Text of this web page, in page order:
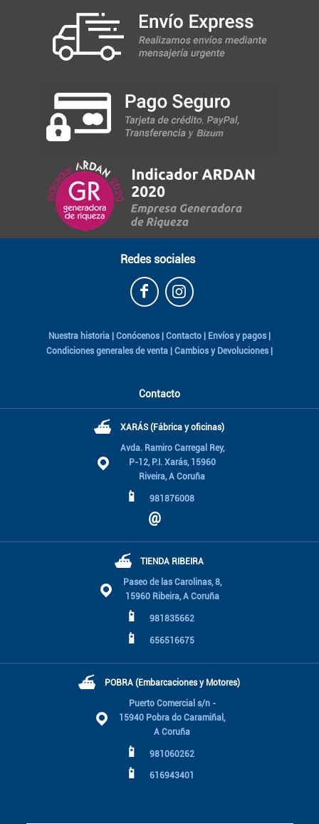
Redes sociales
Nuestra historia | Conócenos | Contacto | Envíos y pagos |
Condiciones generales de venta | Cambios y Devoluciones |
Contacto
⛴ XARÁS (Fábrica y oficinas)
Avda. Ramiro Carregal Rey,
P-12, P.I. Xarás, 15960
Riveira, A Coruña
📱 981876008
@
⛴ TIENDA RIBEIRA
Paseo de las Carolinas, 8,
15960 Ribeira, A Coruña
📱 981835662
📱 656516675
⛴ POBRA (Embarcaciones y Motores)
Puerto Comercial s/n -
15940 Pobra do Caramiñal,
A Coruña
📱 981060262
📱 616943401